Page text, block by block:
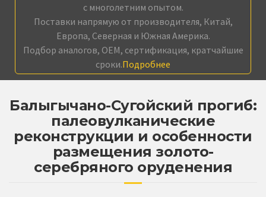
с многолетним опытом.
Поставки напрямую от производителя, Китай,
Европа, Северная и Южная Америка.
Подбор аналогов, OEM, сертификация, кратчайшие
сроки.Подробнее
Балыгычано-Сугойский прогиб:
палеовулканические
реконструкции и особенности
размещения золото-
серебряного оруденения